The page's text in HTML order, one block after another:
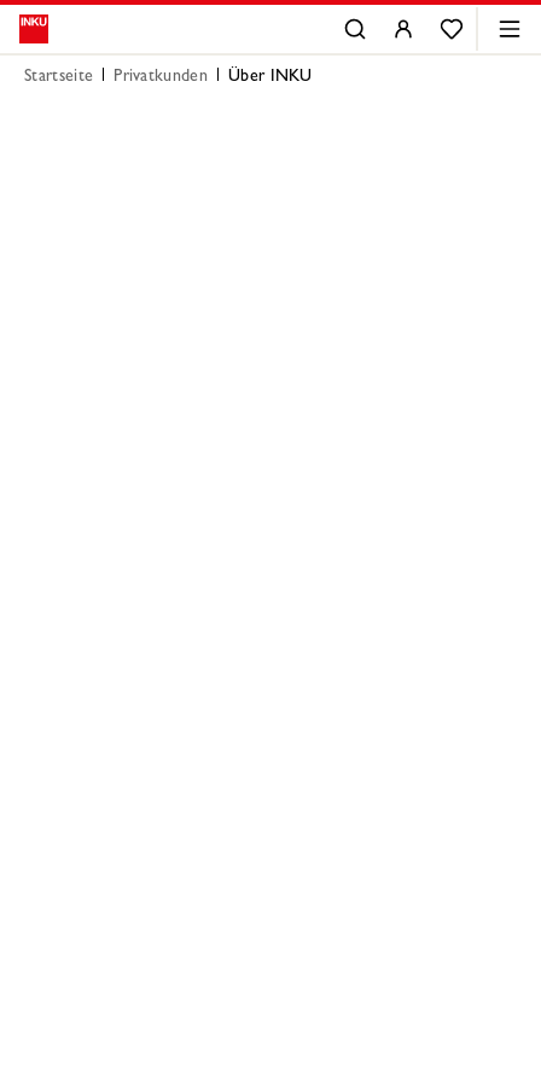
Startseite Privatkunden Über INKU